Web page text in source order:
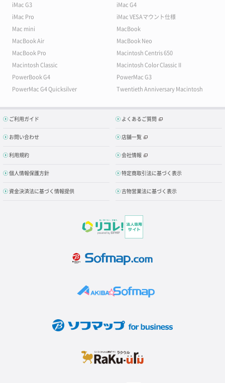
iMac G3
iMac G4
iMac Pro
iMac VESAマウント仕様
Mac mini
MacBook
MacBook Air
MacBook Neo
MacBook Pro
Macintosh Centris 650
Macintosh Classic
Macintosh Color Classic II
PowerBook G4
PowerMac G3
PowerMac G4 Quicksilver
Twentieth Anniversary Macintosh
ご利用ガイド よくあるご質問
お問い合わせ 店舗一覧
利用規約 会社情報
個人情報保護方針 特定商取引法に基づく表示
資金決済法に基づく情報提供 古物営業法に基づく表示